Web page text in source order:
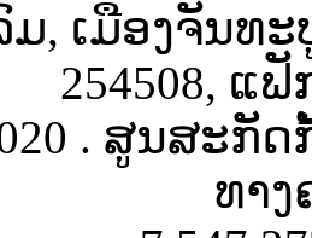
, ເມືອງຈັນທະ
254508, ແຟັ
. ສູນສະກັ
ທາງ